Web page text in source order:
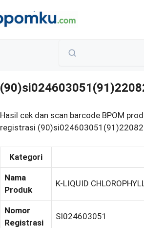
Hasil cek dan scan barcode BPOM
registrasi
Kategori
Nama
Produk
K-LIQUID
Nomor
Registrasi
SI024603051